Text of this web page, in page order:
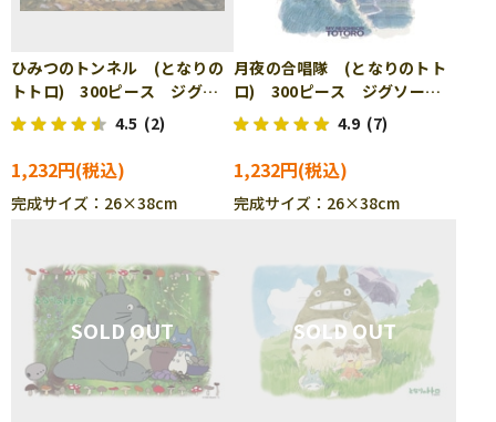
ひみつのトンネル (となりの
トトロ) 300ピース ジグソ
ーパズル ENS-300-206
4.5 (2)
1,232円
完成サイズ：26×38cm
月夜の合唱隊 (となりのトト
ロ) 300ピース ジグソーパ
ズル ENS-300-208
4.9 (7)
1,232円
完成サイズ：26×38cm